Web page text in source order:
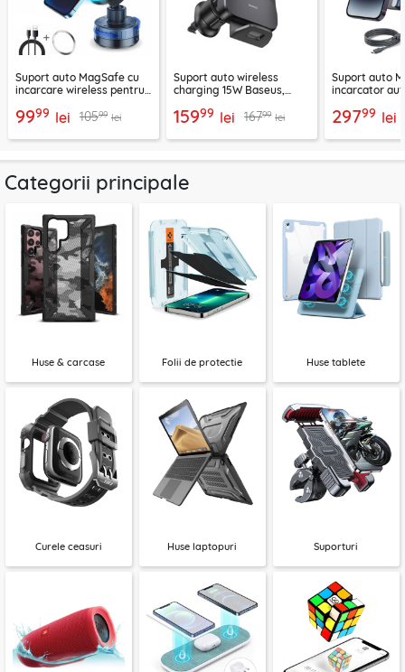
Suport auto MagSafe cu
incarcare wireless pentru
ChargeMagX HOLD253
9999 lei 10599 lei
Suport auto wireless
charging 15W Baseus,
15999 lei 16799 lei
Suport auto
incarcator
29799 lei
Categorii principale
Huse & carcase Folii de protectie Huse tablete
Curele ceasuri Huse laptopuri Suporturi